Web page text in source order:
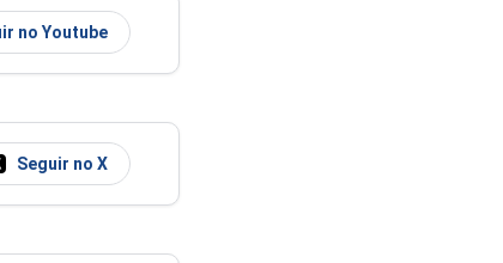
no Youtube
Seguir no X